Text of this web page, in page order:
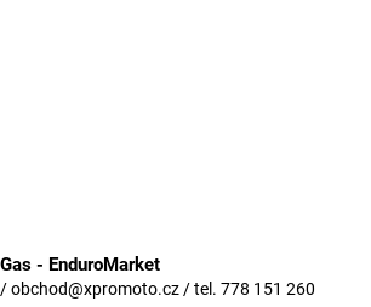
- EnduroMarket
obchod@xpromoto.cz / tel. 778 151 260